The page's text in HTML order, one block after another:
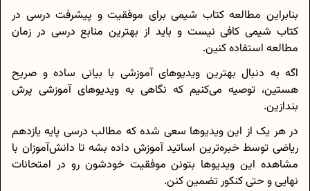
بنابراین مطالعه کتاب شیمی برای موفقیت و پیشرفت درسی در
کتاب شیمی کافی نیست و باید از بهترین منابع درسی در زمان
مطالعه استفاده کنین.
اگه به دنبال بهترین ویدیوهای آموزشی با بیانی ساده و صریح
هستین، توصیه می‌کنیم که نگاهی به ویدیوهای آموزشی پرش
بندازین.
در هر یک از این ویدیوها سعی شده که مطالب درسی پایه یازدهم
ریاضی توسط خبره‌ترین اساتید آموزش داده بشه تا دانش‌آموزان با
مشاهده این ویدیوها بتونن موفقیت خودشون رو در امتحانات
نهایی و حتی کنکور تضمین کنن.